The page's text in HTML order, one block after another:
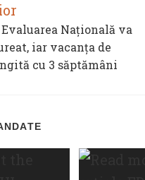
Națională va
iar vacanța de
cu 3 săptămâni